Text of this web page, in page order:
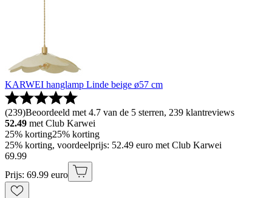
KARWEI hanglamp Linde beige ø57 cm
(239)Beoordeeld met 4.7 van de 5 sterren, 239 klantreviews
52.49 met Club Karwei
25% korting25% korting
25% korting, voordeelprijs: 52.49 euro met Club Karwei
69.99
Prijs: 69.99 euro